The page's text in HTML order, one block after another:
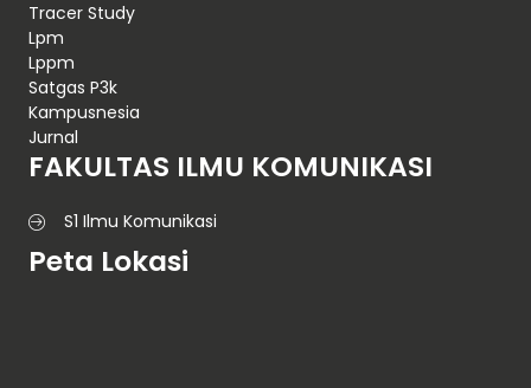
Tracer Study
Lpm
Lppm
Satgas P3k
Kampusnesia
Jurnal
FAKULTAS ILMU KOMUNIKASI
S1 Ilmu Komunikasi
Peta Lokasi